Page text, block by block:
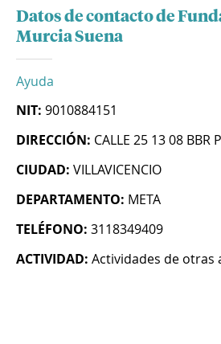
Datos de contacto de
Murcia Suena
Ayuda
NIT: 9010884151
DIRECCIÓN: CALLE 25 13 08 BBR
CIUDAD: VILLAVICENCIO
DEPARTAMENTO: META
TELÉFONO: 3118349409
ACTIVIDAD: Actividades de otras